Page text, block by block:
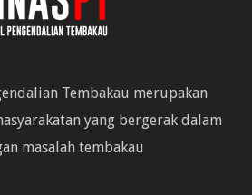
Tembakau merupakan
yang bergerak dalam
masalah tembakau